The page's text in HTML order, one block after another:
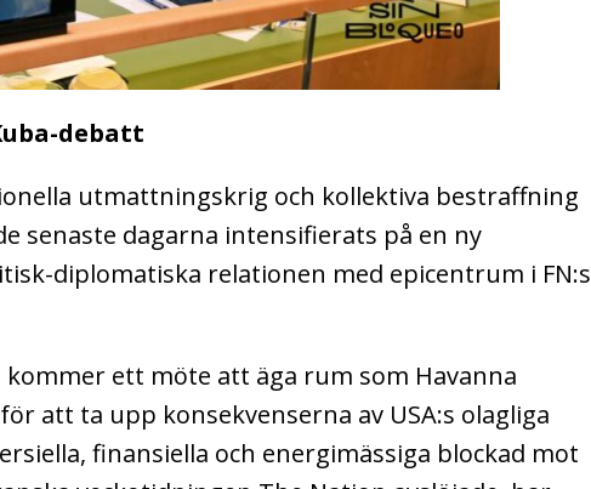
debatt
utmattningskrig och kollektiva bestraffning
senaste dagarna intensifierats på en ny
diplomatiska relationen med epicentrum i FN:s
kommer ett möte att äga rum som Havanna
att ta upp konsekvenserna av USA:s olagliga
finansiella och energimässiga blockad mot